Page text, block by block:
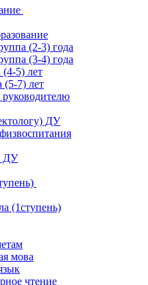
(2-3) года
(3-4) года
(4-5) лет
(5-7) лет
ДУ
ДУ
(1ступень)
мова
чтение